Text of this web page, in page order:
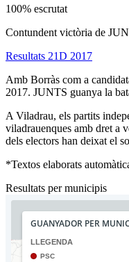
100% escrutat
Contundent victòria de
Resultats 21D 2017
Amb Borràs com a
2017. JUNTS guanya la
A Viladrau, els partits
viladrauenques amb dret a
dels electors han deixat el
*Textos elaborats
Resultats per municipis